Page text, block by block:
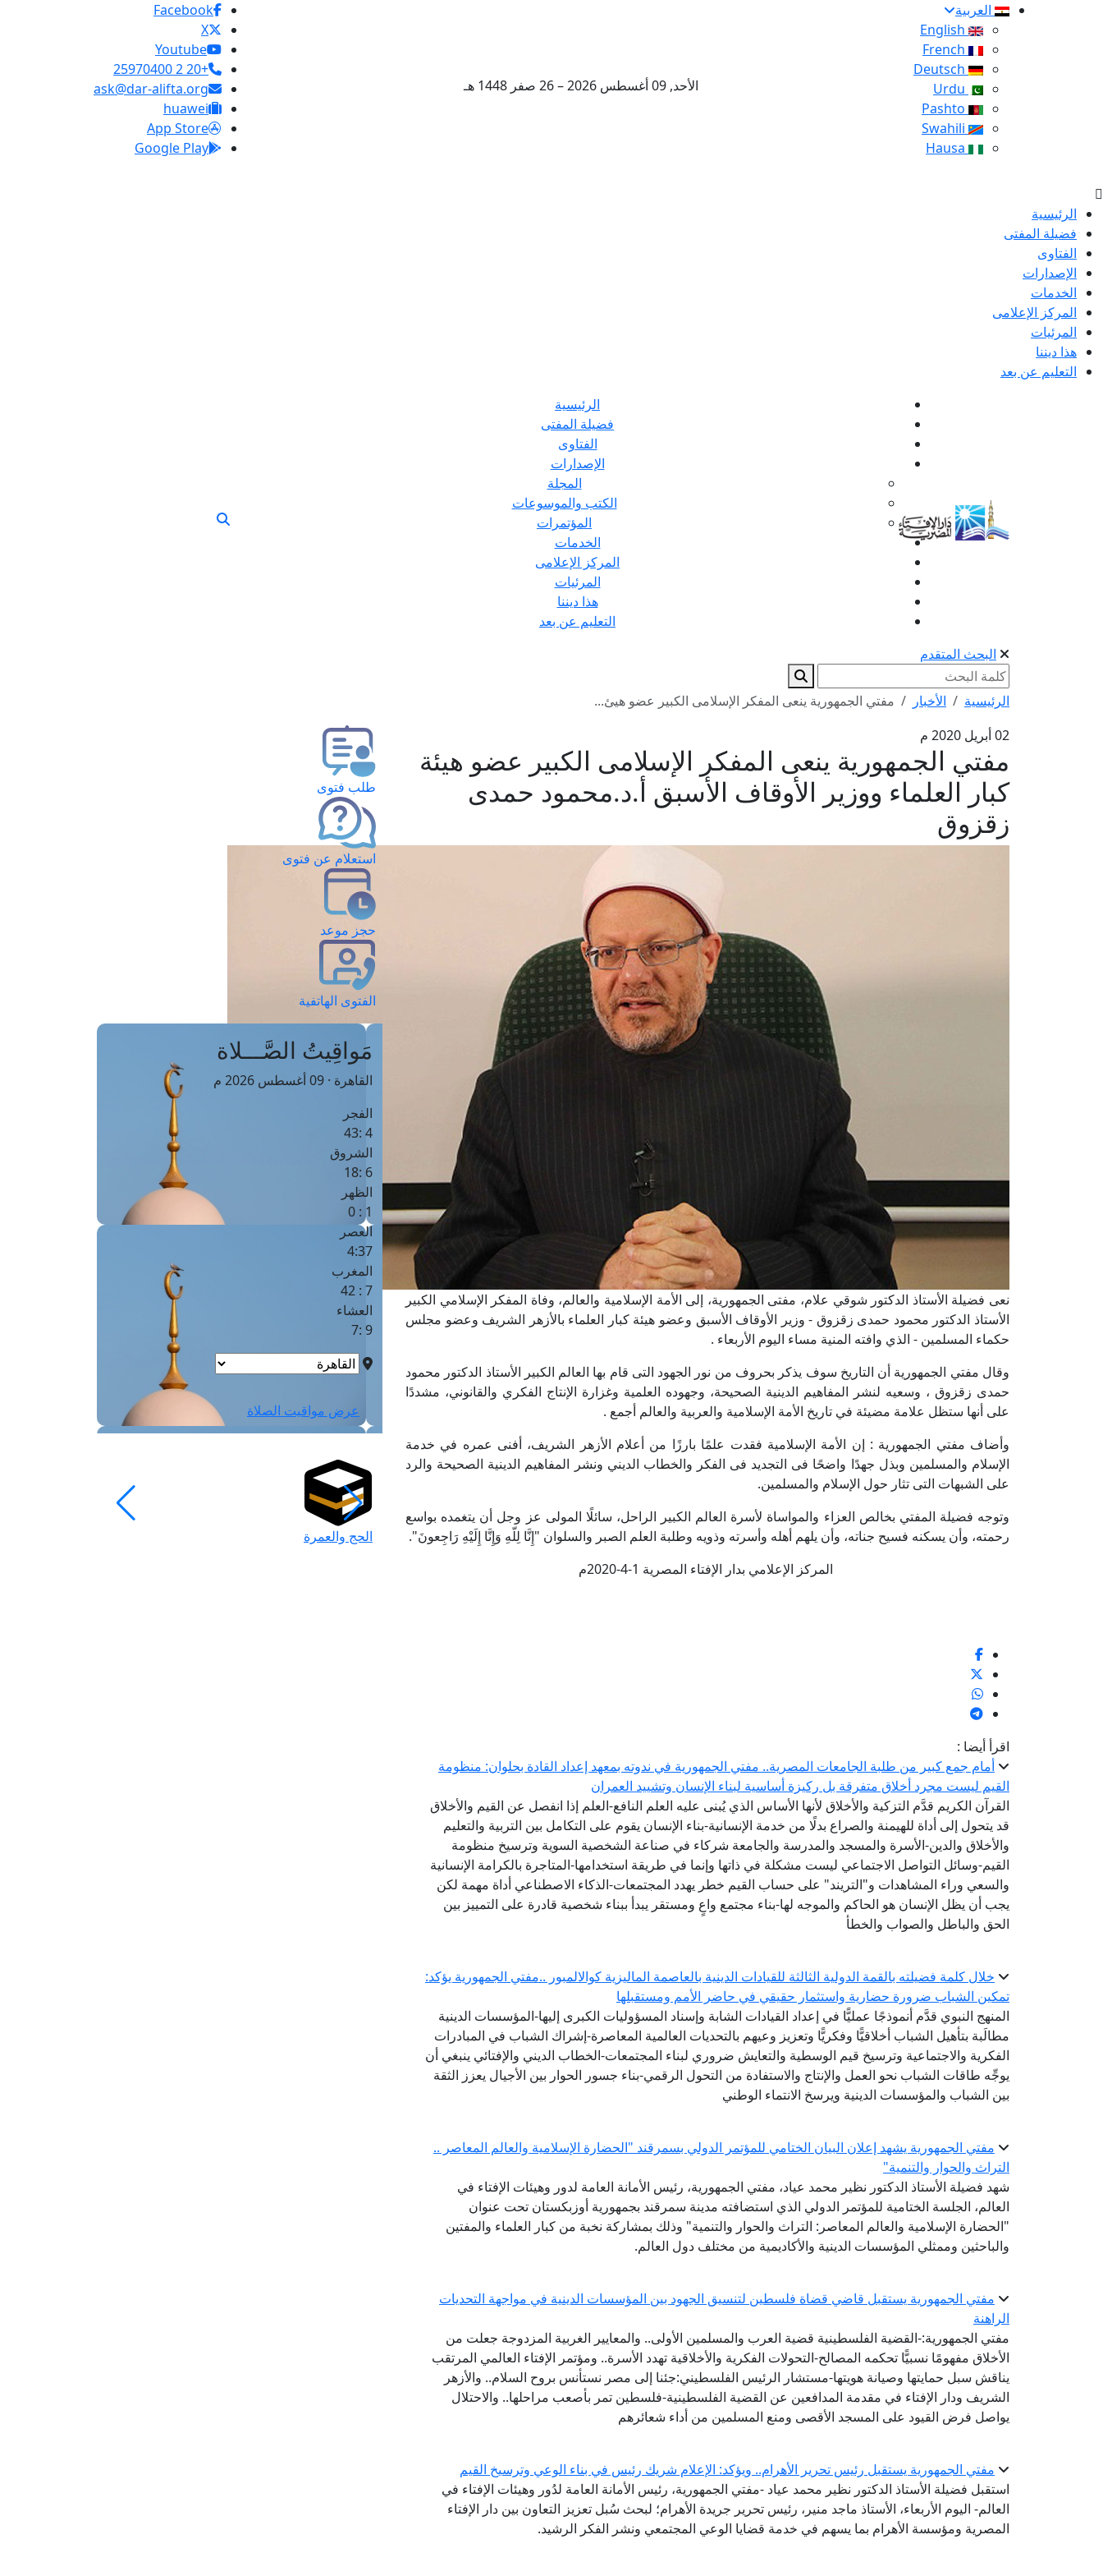
العربية
الأحد, 09 أغسطس 2026 – 26 صفر 1448 هـ
Facebook
X
Youtube
+20 2 25970400
ask@dar-alifta.org
huawei
App Store
Google Play
الرئيسية
فضيلة المفتى
الفتاوى
الإصدارات
الخدمات
المركز الإعلامى
المرئيات
هذا ديننا
التعليم عن بعد
الرئيسية
فضيلة المفتى
الفتاوى
الإصدارات
المجلة
الكتب والموسوعات
المؤتمرات
الخدمات
المركز الإعلامى
المرئيات
هذا ديننا
التعليم عن بعد
البحث المتقدم
الرئيسية الأخبار
مفتي الجمهورية ينعى المفكر الإسلامى الكبير عضو هيئ...
02 أبريل 2020 م
مفتي الجمهورية ينعى المفكر الإسلامى الكبير عضو هيئة
كبار العلماء ووزير الأوقاف الأسبق أ.د.محمود حمدى
زقزوق
نعى فضيلة الأستاذ الدكتور شوقي علام، مفتى الجمهورية، إلى الأمة الإسلامية والعالم، وفاة المفكر الإسلامي الكبير
الأستاذ الدكتور محمود حمدى زقزوق - وزير الأوقاف الأسبق وعضو هيئة كبار العلماء بالأزهر الشريف وعضو مجلس
حكماء المسلمين - الذي وافته المنية مساء اليوم الأربعاء .
وقال مفتي الجمهورية أن التاريخ سوف يذكر بحروف من نور الجهود التى قام بها العالم الكبير الأستاذ الدكتور محمود
حمدى زقزوق ، وسعيه لنشر المفاهيم الدينية الصحيحة، وجهوده العلمية وغزارة الإنتاج الفكري والقانوني، مشددًا
على أنها ستظل علامة مضيئة في تاريخ الأمة الإسلامية والعربية والعالم أجمع .
وأضاف مفتي الجمهورية : إن الأمة الإسلامية فقدت علمًا بارزًا من أعلام الأزهر الشريف، أفنى عمره في خدمة
الإسلام والمسلمين وبذل جهدًا واضحًا فى التجديد فى الفكر والخطاب الديني ونشر المفاهيم الدينية الصحيحة والرد
على الشبهات التى تثار حول الإسلام والمسلمين.
وتوجه فضيلة المفتي بخالص العزاء والمواساة لأسرة العالم الكبير الراحل، سائلًا المولى عز وجل أن يتغمده بواسع
رحمته، وأن يسكنه فسيح جناته، وأن يلهم أهله وأسرته وذويه وطلبة العلم الصبر والسلوان "إِنَّا لِلّهِ وَإِنَّا إِلَيْهِ رَاجِعونَ".
المركز الإعلامي بدار الإفتاء المصرية 1-4-2020م
اقرأ أيضا :
أمام جمع كبير من طلبة الجامعات المصرية.. مفتي الجمهورية في ندوته بمعهد إعداد القادة بحلوان: منظومة
القيم ليست مجرد أخلاق متفرقة بل ركيزة أساسية لبناء الإنسان وتشييد العمران
القرآن الكريم قدَّم التزكية والأخلاق لأنها الأساس الذي يُبنى عليه العلم النافع-العلم إذا انفصل عن القيم والأخلاق
قد يتحول إلى أداة للهيمنة والصراع بدلًا من خدمة الإنسانية-بناء الإنسان يقوم على التكامل بين التربية والتعليم
والأخلاق والدين-الأسرة والمسجد والمدرسة والجامعة شركاء في صناعة الشخصية السوية وترسيخ منظومة
القيم-وسائل التواصل الاجتماعي ليست مشكلة في ذاتها وإنما في طريقة استخدامها-المتاجرة بالكرامة الإنسانية
والسعي وراء المشاهدات و"التريند" على حساب القيم خطر يهدد المجتمعات-الذكاء الاصطناعي أداة مهمة لكن
يجب أن يظل الإنسان هو الحاكم والموجه لها-بناء مجتمع واعٍ ومستقر يبدأ ببناء شخصية قادرة على التمييز بين
الحق والباطل والصواب والخطأ
خلال كلمة فضيلته بالقمة الدولية الثالثة للقيادات الدينية بالعاصمة الماليزية كوالالمبور ..مفتي الجمهورية يؤكد:
تمكين الشباب ضرورة حضارية واستثمار حقيقي في حاضر الأمم ومستقبلها
المنهج النبوي قدَّم أنموذجًا عمليًّا في إعداد القيادات الشابة وإسناد المسؤوليات الكبرى إليها-المؤسسات الدينية
مطالَبة بتأهيل الشباب أخلاقيًّا وفكريًّا وتعزيز وعيهم بالتحديات العالمية المعاصرة-إشراك الشباب في المبادرات
الفكرية والاجتماعية وترسيخ قيم الوسطية والتعايش ضروري لبناء المجتمعات-الخطاب الديني والإفتائي ينبغي أن
يوجِّه طاقات الشباب نحو العمل والإنتاج والاستفادة من التحول الرقمي-بناء جسور الحوار بين الأجيال يعزز الثقة
بين الشباب والمؤسسات الدينية ويرسخ الانتماء الوطني
مفتي الجمهورية يشهد إعلان البيان الختامي للمؤتمر الدولي بسمرقند "الحضارة الإسلامية والعالم المعاصر ..
التراث والحوار والتنمية"
شهد فضيلة الأستاذ الدكتور نظير محمد عياد، مفتي الجمهورية، رئيس الأمانة العامة لدور وهيئات الإفتاء في
العالم، الجلسة الختامية للمؤتمر الدولي الذي استضافته مدينة سمرقند بجمهورية أوزبكستان تحت عنوان
"الحضارة الإسلامية والعالم المعاصر: التراث والحوار والتنمية" وذلك بمشاركة نخبة من كبار العلماء والمفتين
والباحثين وممثلي المؤسسات الدينية والأكاديمية من مختلف دول العالم.
مفتي الجمهورية يستقبل قاضي قضاة فلسطين لتنسيق الجهود بين المؤسسات الدينية في مواجهة التحديات
الراهنة
مفتي الجمهورية:-القضية الفلسطينية قضية العرب والمسلمين الأولى.. والمعايير الغربية المزدوجة جعلت من
الأخلاق مفهومًا نسبيًّا تحكمه المصالح-التحولات الفكرية والأخلاقية تهدد الأسرة.. ومؤتمر الإفتاء العالمي المرتقب
يناقش سبل حمايتها وصيانة هويتها-مستشار الرئيس الفلسطيني:جئنا إلى مصر نستأنس بروح السلام.. والأزهر
الشريف ودار الإفتاء في مقدمة المدافعين عن القضية الفلسطينية-فلسطين تمر بأصعب مراحلها.. والاحتلال
يواصل فرض القيود على المسجد الأقصى ومنع المسلمين من أداء شعائرهم
مفتي الجمهورية يستقبل رئيس تحرير الأهرام.. ويؤكد: الإعلام شريك رئيس في بناء الوعي وترسيخ القيم
استقبل فضيلة الأستاذ الدكتور نظير محمد عياد -مفتي الجمهورية، رئيس الأمانة العامة لدُور وهيئات الإفتاء في
العالم- اليوم الأربعاء، الأستاذ ماجد منير، رئيس تحرير جريدة الأهرام؛ لبحث سُبل تعزيز التعاون بين دار الإفتاء
المصرية ومؤسسة الأهرام بما يسهم في خدمة قضايا الوعي المجتمعي ونشر الفكر الرشيد.
طلب فتوى
استعلام عن فتوى
حجز موعد
الفتوى الهاتفية
مَواقِيتُ الصَّـــلاة
القاهرة · 09 أغسطس 2026 م
الفجر
4 :43
الشروق
6 :18
الظهر
1 : 0
العصر
4:37
المغرب
7 : 42
العشاء
9 :7
عرض مواقيت الصلاة
الحج والعمرة